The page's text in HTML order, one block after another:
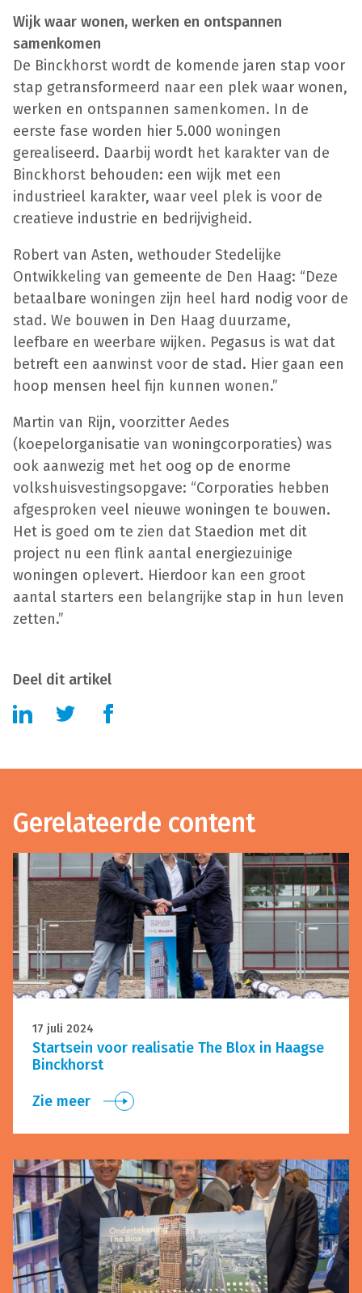
Wijk waar wonen, werken en ontspannen
samenkomen
De Binckhorst wordt de komende jaren stap voor
stap getransformeerd naar een plek waar wonen,
werken en ontspannen samenkomen. In de
eerste fase worden hier 5.000 woningen
gerealiseerd. Daarbij wordt het karakter van de
Binckhorst behouden: een wijk met een
industrieel karakter, waar veel plek is voor de
creatieve industrie en bedrijvigheid.
Robert van Asten, wethouder Stedelijke
Ontwikkeling van gemeente de Den Haag: “Deze
betaalbare woningen zijn heel hard nodig voor de
stad. We bouwen in Den Haag duurzame,
leefbare en weerbare wijken. Pegasus is wat dat
betreft een aanwinst voor de stad. Hier gaan een
hoop mensen heel fijn kunnen wonen.”
Martin van Rijn, voorzitter Aedes
(koepelorganisatie van woningcorporaties) was
ook aanwezig met het oog op de enorme
volkshuisvestingsopgave: “Corporaties hebben
afgesproken veel nieuwe woningen te bouwen.
Het is goed om te zien dat Staedion met dit
project nu een flink aantal energiezuinige
woningen oplevert. Hierdoor kan een groot
aantal starters een belangrijke stap in hun leven
zetten.”
Deel dit artikel
Gerelateerde content
17 juli 2024
Startsein voor realisatie The Blox in Haagse
Binckhorst
Zie meer